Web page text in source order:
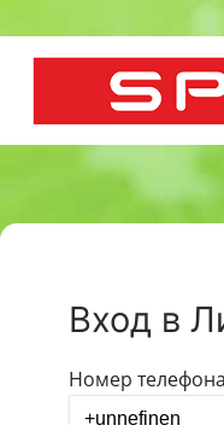
к
содержимому
Вход в
Номер телефона